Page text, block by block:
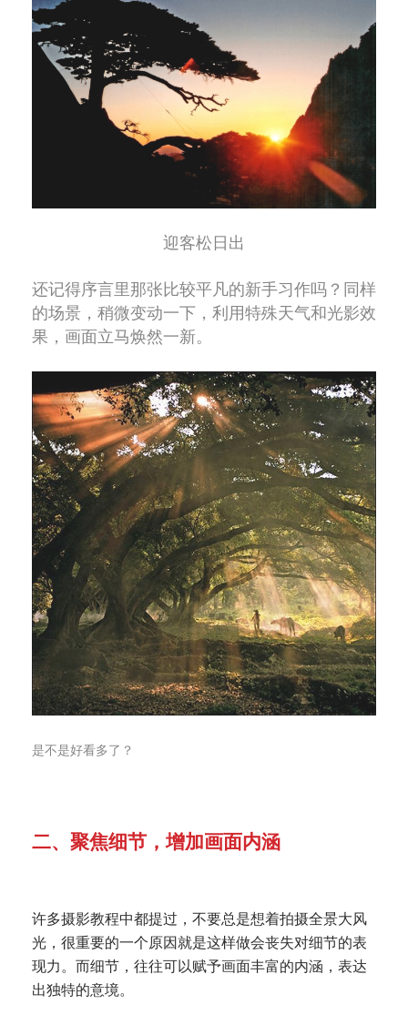
迎客松日出
还记得序言里那张比较平凡的新手习作吗？同样
的场景，稍微变动一下，利用特殊天气和光影效
果，画面立马焕然一新。
是不是好看多了？
二、聚焦细节，增加画面内涵
许多摄影教程中都提过，不要总是想着拍摄全景大风
光，很重要的一个原因就是这样做会丧失对细节的表
现力。而细节，往往可以赋予画面丰富的内涵，表达
出独特的意境。